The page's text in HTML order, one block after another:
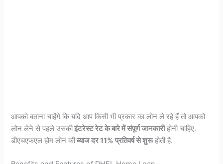
आपको बताना चाहेंगे कि यदि आप किसी भी प्रकार का लोन ले रहे हैं तो आपको
लोन लेने से पहले उसकीइंटरेस्ट रेट के बारे में संपूर्ण जानकारीहोनी चाहिए.
डीएचएफएल होम लोन कीब्याज दर 11% प्रतिवर्ष से शुरूहोती है.